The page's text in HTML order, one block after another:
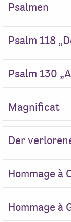
Psalmen
Psalm 118
Psalm 130
Magnificat
Der
Hommage à
Hommage à